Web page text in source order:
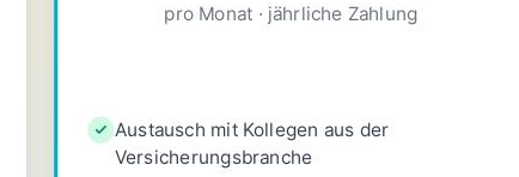
pro Monat · jährliche Zahlung
Austausch mit Kollegen aus der
Versicherungsbranche